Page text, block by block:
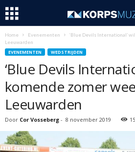
Home Evenementen
‘Blue Devils International’
Leeuwarden
EVENEMENTEN WEDSTRIJDEN
‘Blue Devils
komende zomer
Leeuwarden
Door Cor Vosseberg - 8 november 2019